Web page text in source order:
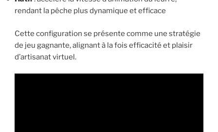
rendant la pêche plus dynamique et efficace
Cette configuration se présente comme une stratégie
de jeu gagnante, alignant à la fois efficacité et plaisir
d’artisanat virtuel.